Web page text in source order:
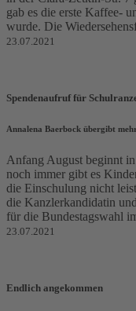
gab es die erste Kaffee-
wurde. Die
23.07.2021
Spendenaufruf für
Annalena Baerbock übergibt
Anfang August beginnt
noch immer gibt es
die Einschulung nicht
die Kanzlerkandidatin
für die Bundestagswahl
23.07.2021
Endlich angekommen